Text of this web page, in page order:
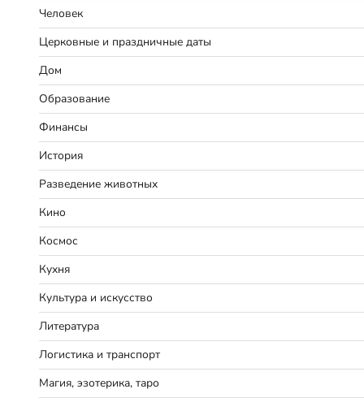
Человек
Церковные и праздничные даты
Дом
Образование
Финансы
История
Разведение животных
Кино
Космос
Кухня
Культура и искусство
Литература
Логистика и транспорт
Магия, эзотерика, таро